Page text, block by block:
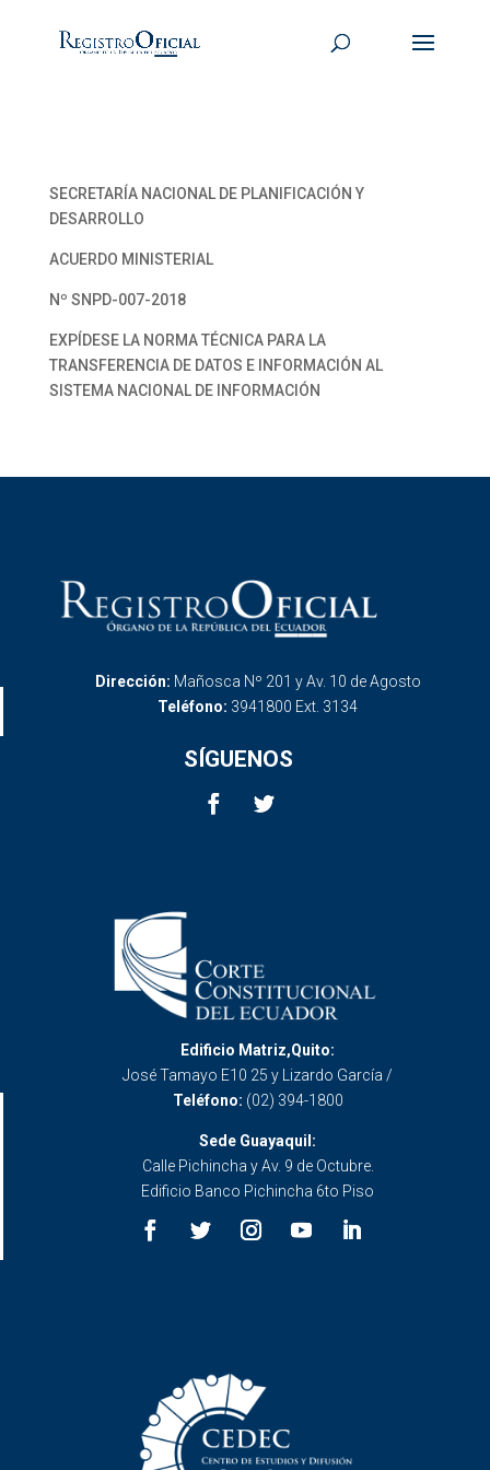
SECRETARÍA NACIONAL DE PLANIFICACIÓN Y
DESARROLLO
ACUERDO MINISTERIAL
Nº SNPD-007-2018
EXPÍDESE LA NORMA TÉCNICA PARA LA
TRANSFERENCIA DE DATOS E INFORMACIÓN AL
SISTEMA NACIONAL DE INFORMACIÓN
Dirección: Mañosca Nº 201 y Av. 10 de Agosto
Teléfono: 3941800 Ext. 3134
SÍGUENOS
Edificio Matriz,Quito:
José Tamayo E10 25 y Lizardo García /
Teléfono: (02) 394-1800
Sede Guayaquil:
Calle Pichincha y Av. 9 de Octubre.
Edificio Banco Pichincha 6to Piso